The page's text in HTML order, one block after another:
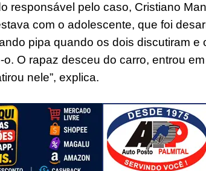
responsável pelo caso, Cristiano
com o adolescente, que foi
pipa quando os dois discutiram
O rapaz desceu do carro, entrou
nele”, explica.